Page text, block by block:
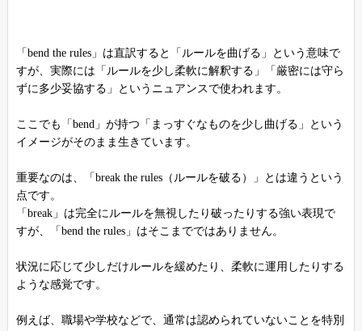
「bend the rules」は直訳すると「ルールを曲げる」という意味で
すが、実際には「ルールを少し柔軟に解釈する」「厳密には守ら
ずに多少妥協する」というニュアンスで使われます。
ここでも「bend」が持つ「まっすぐなものを少し曲げる」という
イメージがそのまま生きています。
重要なのは、「break the rules（ルールを破る）」とは違うという
点です。
「break」は完全にルールを無視したり破ったりする強い表現で
すが、「bend the rules」はそこまでではありません。
状況に応じて少しだけルールを緩めたり、柔軟に運用したりする
ような感覚です。
例えば、職場や学校などで、通常は認められていないことを特別